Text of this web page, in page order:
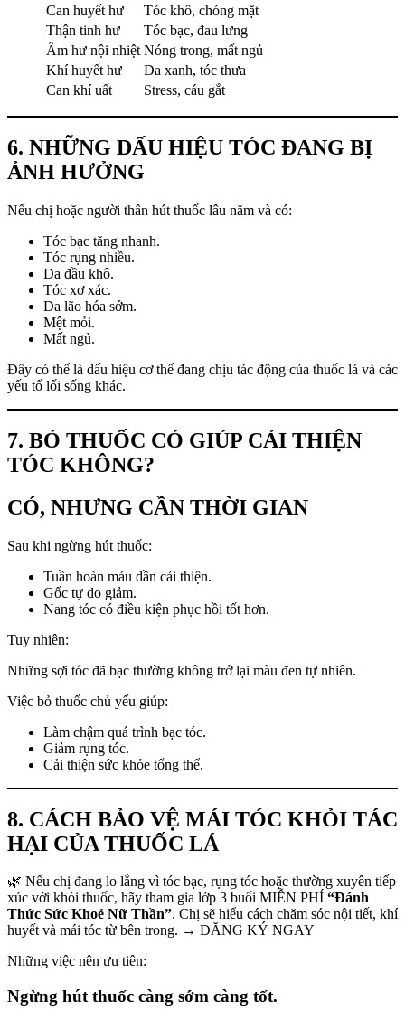
Can huyết hư
Tóc khô, chóng mặt
Thận tinh hư
Tóc bạc, đau lưng
Âm hư nội nhiệt Nóng trong, mất ngủ
Khí huyết hư
Da xanh, tóc thưa
Can khí uất
Stress, cáu gắt
6. NHỮNG DẤU HIỆU TÓC ĐANG BỊ
ẢNH HƯỞNG
Nếu chị hoặc người thân hút thuốc lâu năm và có:
Tóc bạc tăng nhanh.
Tóc rụng nhiều.
Da đầu khô.
Tóc xơ xác.
Da lão hóa sớm.
Mệt mỏi.
Mất ngủ.
Đây có thể là dấu hiệu cơ thể đang chịu tác động của thuốc lá và các
yếu tố lối sống khác.
7. BỎ THUỐC CÓ GIÚP CẢI THIỆN
TÓC KHÔNG?
CÓ, NHƯNG CẦN THỜI GIAN
Sau khi ngừng hút thuốc:
Tuần hoàn máu dần cải thiện.
Gốc tự do giảm.
Nang tóc có điều kiện phục hồi tốt hơn.
Tuy nhiên:
Những sợi tóc đã bạc thường không trở lại màu đen tự nhiên.
Việc bỏ thuốc chủ yếu giúp:
Làm chậm quá trình bạc tóc.
Giảm rụng tóc.
Cải thiện sức khỏe tổng thể.
8. CÁCH BẢO VỆ MÁI TÓC KHỎI TÁC
HẠI CỦA THUỐC LÁ
🌿 Nếu chị đang lo lắng vì tóc bạc, rụng tóc hoặc thường xuyên tiếp
xúc với khói thuốc, hãy tham gia lớp 3 buổi MIỄN PHÍ “Đánh
Thức Sức Khoẻ Nữ Thần”. Chị sẽ hiểu cách chăm sóc nội tiết, khí
huyết và mái tóc từ bên trong. → ĐĂNG KÝ NGAY
Những việc nên ưu tiên:
Ngừng hút thuốc càng sớm càng tốt.